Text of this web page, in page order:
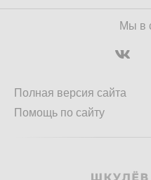
Мы в
Полная версия сайта
Помощь по сайту